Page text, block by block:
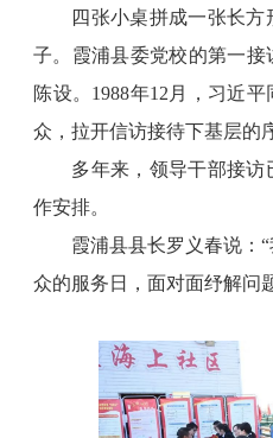
四张小桌拼成一张长
子。霞浦县委党校的第一
陈设。1988年12月，习近
众，拉开信访接待下基层的
多年来，领导干部接访
作安排。
霞浦县县长罗义春说：
众的服务日，面对面纾解问